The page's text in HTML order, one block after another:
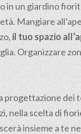
in un giardino
Mangiare
il tuo spazio
Organizzare
progettazione dei
nella scelta di
insieme a te